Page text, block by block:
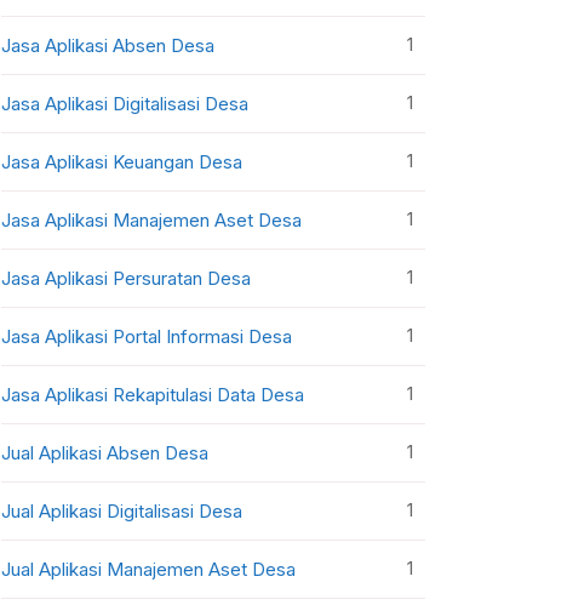
Jasa Aplikasi Absen Desa 1
Jasa Aplikasi Digitalisasi Desa 1
Jasa Aplikasi Keuangan Desa 1
Jasa Aplikasi Manajemen Aset Desa 1
Jasa Aplikasi Persuratan Desa 1
Jasa Aplikasi Portal Informasi Desa 1
Jasa Aplikasi Rekapitulasi Data Desa 1
Jual Aplikasi Absen Desa 1
Jual Aplikasi Digitalisasi Desa 1
Jual Aplikasi Manajemen Aset Desa 1